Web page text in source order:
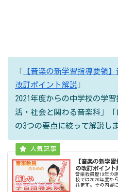
「 【音楽の新学習指導要領
改訂ポイント解説 」
2021年度からの中学校の学
活・社会と関わる音楽科」「
の3つの要点に絞って解説し
【音楽の新学
の改訂ポイント
音楽教員歴10年の
校では2020年度か
れます。その内容